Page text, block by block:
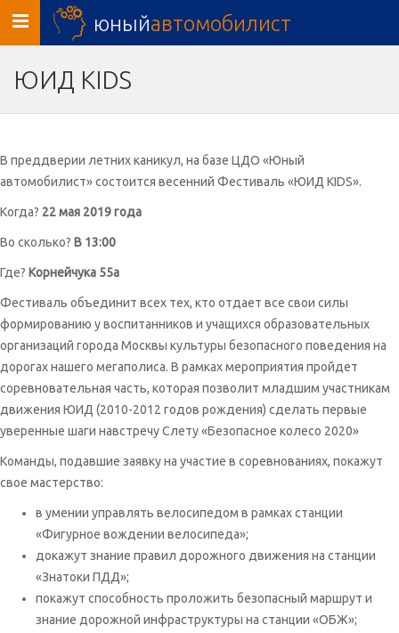
Toggle
navigation
юныйавтомобилист
ЮИД KIDS
В преддверии летних каникул, на базе ЦДО «Юный
автомобилист» состоится весенний Фестиваль «ЮИД KIDS».
Когда? 22 мая 2019 года
Во сколько? В 13:00
Где? Корнейчука 55а
Фестиваль объединит всех тех, кто отдает все свои силы
формированию у воспитанников и учащихся образовательных
организаций города Москвы культуры безопасного поведения на
дорогах нашего мегаполиса. В рамках мероприятия пройдет
соревновательная часть, которая позволит младшим участникам
движения ЮИД (2010-2012 годов рождения) сделать первые
уверенные шаги навстречу Слету «Безопасное колесо 2020»
Команды, подавшие заявку на участие в соревнованиях, покажут
свое мастерство:
в умении управлять велосипедом в рамках станции
«Фигурное вождении велосипеда»;
докажут знание правил дорожного движения на станции
«Знатоки ПДД»;
покажут способность проложить безопасный маршрут и
знание дорожной инфраструктуры на станции «ОБЖ»;